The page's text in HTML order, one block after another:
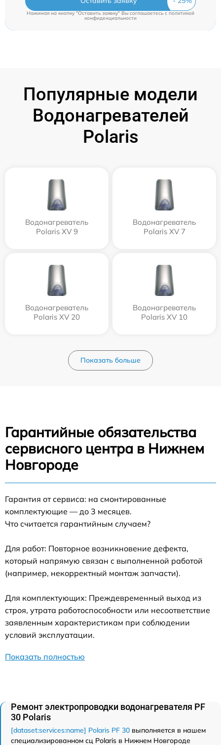
Нажимая на кнопку "Оставить заявку" Вы соглашаетесь cполитикой
конфиденциальности
Популярные модели
Водонагревателей
Polaris
Водонагреватель
Polaris XV 9
Водонагреватель
Polaris XV 7
Водонагреватель
Polaris XV 20
Водонагреватель
Polaris XV 10
Показать больше
Гарантийные обязательства
сервисного центра в Нижнем
Новгороде
Гарантия от сервиса: на смонтированные
комплектующие — до 3 месяцев.
Что считается гарантийным случаем?
Для работ: Повторное возникновение дефекта,
который напрямую связан с выполненной работой
(например, некорректный монтаж запчасти).
Для комплектующих: Преждевременный выход из
строя, утрата работоспособности или несоответствие
заявленным характеристикам при соблюдении
условий эксплуатации.
Показать полностью
Ремонт электропроводки водонагревателя PF
30 Polaris
[dataset:services:name] Polaris PF 30 выполняется в нашем
специализированном сц Polaris в Нижнем Новгороде